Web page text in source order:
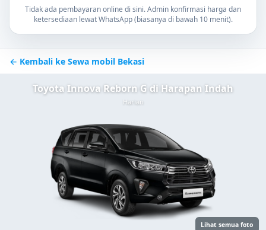
Tidak ada pembayaran online di sini. Admin konfirmasi harga dan
ketersediaan lewat WhatsApp (biasanya di bawah 10 menit).
← Kembali ke Sewa mobil Bekasi
Toyota Innova Reborn G di Harapan Indah
Harian
Lihat semua foto